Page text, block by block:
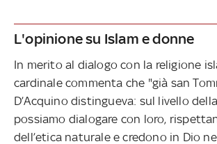
L'opinione su Islam e donne
In merito al dialogo con la religione
cardinale commenta che "già san
D’Acquino distingueva: sul livello
possiamo dialogare con loro,
dell’etica naturale e credono in Dio